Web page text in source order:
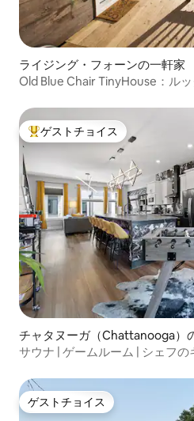
ライジング・フォーンの一軒家
Old Blue Chair TinyHouse：ル
大好評のゲストチョイスです。
ゲストチョイス
チャタヌーガ（Chattanooga）
サウナ | ゲームルーム | シェフの
ゲストチョイス
ゲストチョイス